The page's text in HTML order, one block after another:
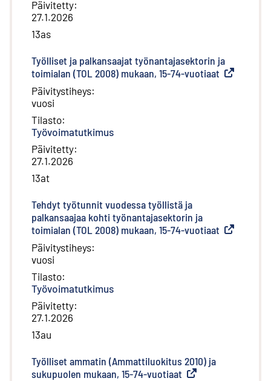
Päivitetty:
27.1.2026
13as
Työlliset ja palkansaajat työnantajasektorin ja
toimialan (TOL 2008) mukaan, 15-74-vuotiaat Ulkoinen
Päivitystiheys:
vuosi
Tilasto:
Työvoimatutkimus
Päivitetty:
27.1.2026
13at
Tehdyt työtunnit vuodessa työllistä ja
palkansaajaa kohti työnantajasektorin ja
toimialan (TOL 2008) mukaan, 15-74-vuotiaat Ulkoinen
Päivitystiheys:
vuosi
Tilasto:
Työvoimatutkimus
Päivitetty:
27.1.2026
13au
Työlliset ammatin (Ammattiluokitus 2010) ja
sukupuolen mukaan, 15-74-vuotiaat Ulkoinen linkki